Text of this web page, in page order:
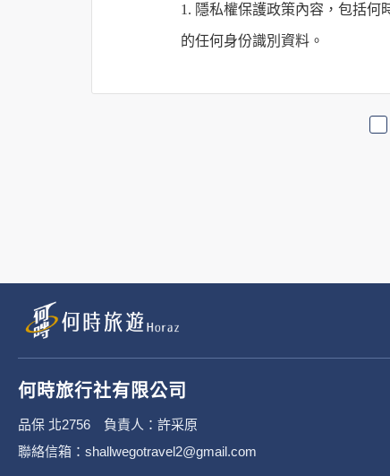
1. 隱私權保護政策內容，包括
的任何身份識別資料。
行社有限公司旗下網站上的廣
3. 您個人在何時旅行社有限公
二、個資蒐集處理利
2. 蒐集目的：提供本公司相關服
3. 個人資料類別：
辨識個人者(包含但不限於
何時旅行社有限公司
品保 北2756 負責人：許采原
聯絡信箱：shallwegotravel2@gmail.com